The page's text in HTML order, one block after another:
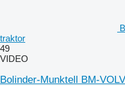
traktor
49
VIDEO
Bolinder-Munktell BM-